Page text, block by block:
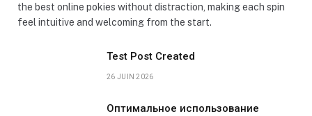
the best online pokies without distraction, making each spin
feel intuitive and welcoming from the start.
Test Post Created
26 JUIN 2026
Оптимальное использование